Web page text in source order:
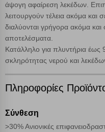
άψογη αφαίρεση λεκέδων.
λειτουργούν τέλεια ακόμα και
διαλύονται γρήγορα ακόμα
αποτελέσματα.
Κατάλληλο για πλυντήρια έως
σκληρότητας νερού και
Πληροφορίες
Σύνθεση
>30% Aνιονικές
Κατά την απλή περιήγηση ή/
αυτόματα δεδομένα
περιήγησή σας, οι οποίες
περιέχουν προσωποποιημένα
ταυτότητά σας. Τα cookies
μέσω του προγράμματος
επιλέξετε,
ιστότοπου είναι η μόνη
επιλέξετε τις λοιπές
επάνω δεξιά, αφού